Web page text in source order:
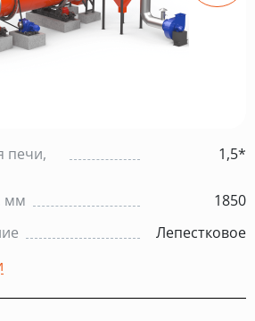
печи, 1,5*
мм
1850
Лепестковое